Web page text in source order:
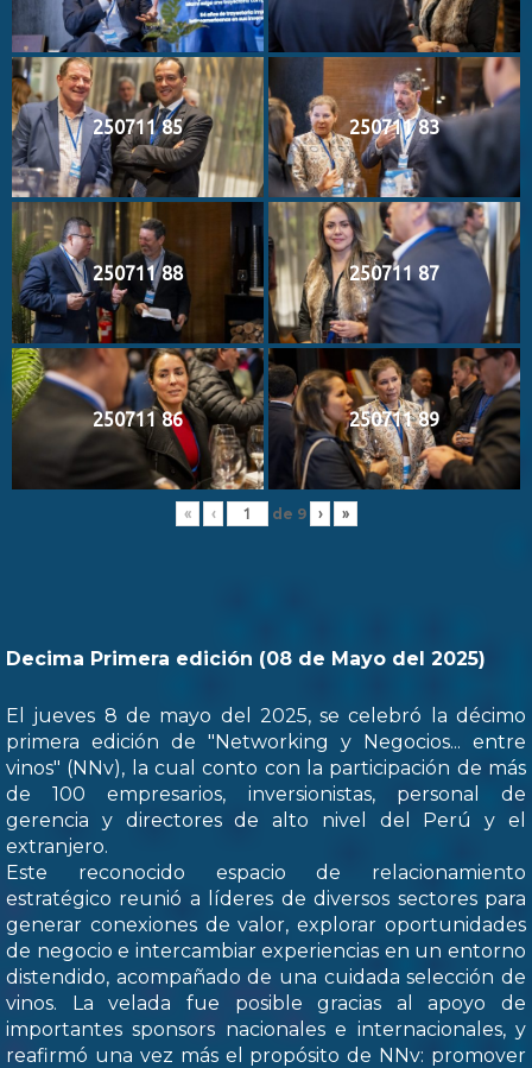
250711 85 250711 83
250711 88 250711 87
250711 86 250711 89
« ‹ de 9 › »
Decima Primera edición (08 de Mayo del 2025)
El jueves 8 de mayo del 2025, se celebró la décimo
primera edición de "Networking y Negocios... entre
vinos" (NNv), la cual conto con la participación de más
de 100 empresarios, inversionistas, personal de
gerencia y directores de alto nivel del Perú y el
extranjero.
Este reconocido espacio de relacionamiento
estratégico reunió a líderes de diversos sectores para
generar conexiones de valor, explorar oportunidades
de negocio e intercambiar experiencias en un entorno
distendido, acompañado de una cuidada selección de
vinos. La velada fue posible gracias al apoyo de
importantes sponsors nacionales e internacionales, y
reafirmó una vez más el propósito de NNv: promover